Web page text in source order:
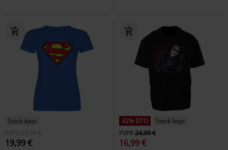
Stock bajo
PVPR 22,90 €
19,99 €
32% DTO
Stock bajo
PVPR24,99 €
16,99 €